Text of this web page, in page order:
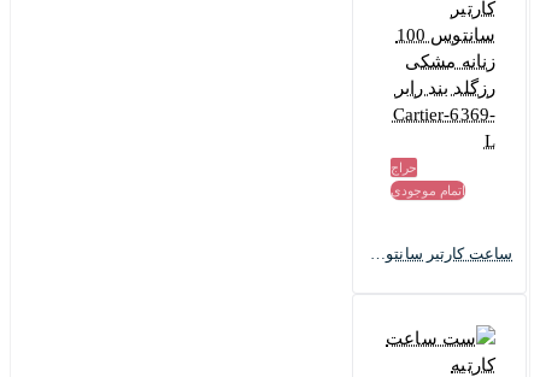
حراج
اتمام موجودی
ساعت کارتیر سانتوس 100 زنانه مشکی رزگلد بند رابر Cartier-6369-L